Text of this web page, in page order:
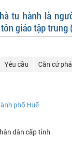
tu hành là
giáo tập trung
Yêu cầu Căn cứ
phố Huế
dân cấp tỉnh